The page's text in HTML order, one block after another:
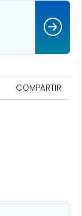
COMPARTIR